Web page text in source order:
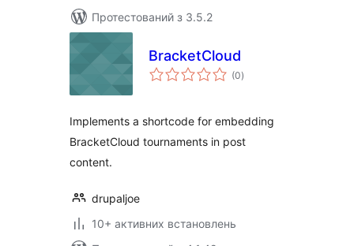
Протестований з 3.5.2
BracketCloud
(0загальний
рейтинг
)
Implements a shortcode for embedding
BracketCloud tournaments in post
content.
drupaljoe
10+ активних встановлень